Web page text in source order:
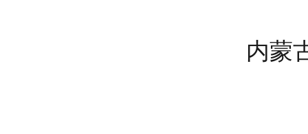
内蒙